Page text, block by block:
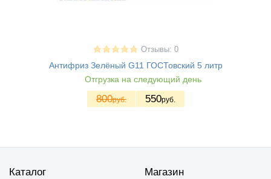
Отзывы: 0
Антифриз Зелёный G11 ГОСТовский 5 литр
Отгрузка на следующий день
800руб. 550руб.
Каталог Магазин